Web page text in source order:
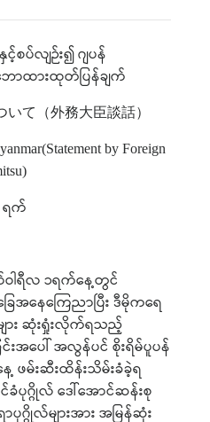
င့်စပ်လျဉ်း၍ဂျပန်
ာထားထုတ်ပြန်ချက်
いて（外務大臣談話）
by Foreign
ရက်
ဝါရီလ ၁ရက်နေ့တွင်
ေအနေကြေညာပြီး ဒီမိုကရေ
း ဆုံးရှုံးလိုက်ရသည့်
င်းအပေါ်အလွန်ပင် စိုးရိမ်ပူပန်
ဖမ်းဆီးထိန်းသိမ်းခံခဲ့ရ
ပုဂ္ဂိုလ် ဒေါ်အောင်ဆန်းစု
ဂ္ဂိုလ်များအား အမြန်ဆုံး